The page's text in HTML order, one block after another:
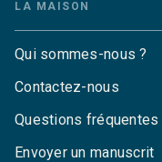
LA MAISON
Qui sommes-nous ?
Contactez-nous
Questions fréquentes
Envoyer un manuscrit